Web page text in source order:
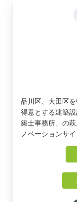
品川区、大田区
得意とする建築
築士事務所」の
ノベーションサ